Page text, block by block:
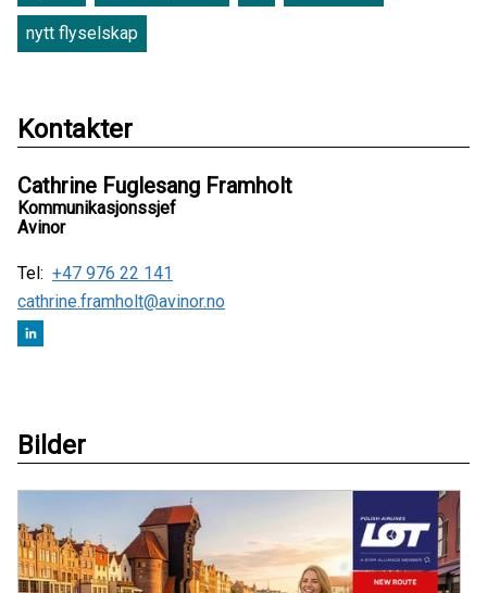
nytt flyselskap
Kontakter
Cathrine Fuglesang Framholt
Kommunikasjonssjef
Avinor
Tel: +47 976 22 141
cathrine.framholt@avinor.no
Bilder